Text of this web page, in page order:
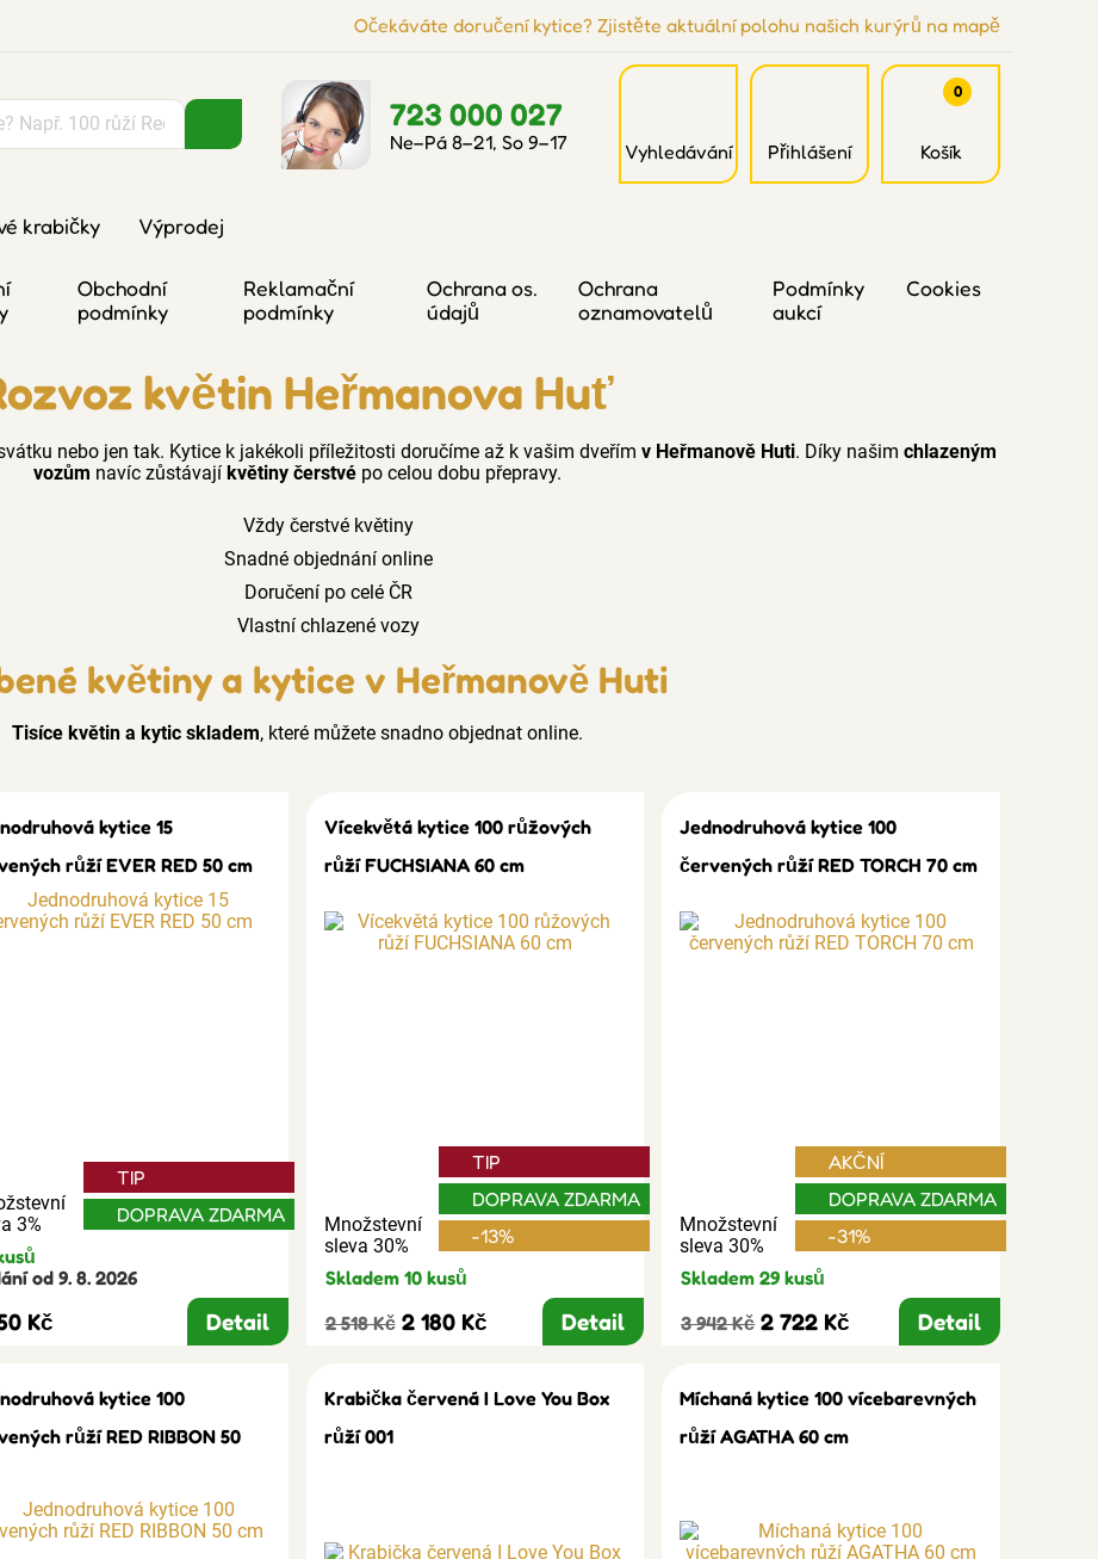
Očekáváte doručení kytice? Zjistěte aktuální polohu našich kurýrů na mapě
723 000 027
Ne–Pá 8–21, So 9–17 Vyhledávání Přihlášení
0
Košík
krabičky Výprodej
Obchodní
podmínky
Reklamační
podmínky
Ochrana os.
údajů
Ochrana
oznamovatelů
Podmínky
aukcí
Cookies
květin Heřmanova Huť
nebo jen tak. Kytice k jakékoli příležitosti doručíme až k vašim dveřím v Heřmanově Huti. Díky našim chlazeným
vozům navíc zůstávají květiny čerstvépo celou dobu přepravy.
Vždy čerstvé květiny
Snadné objednání online
Doručení po celé ČR
Vlastní chlazené vozy
květiny a kytice v Heřmanově Huti
Tisíce květin a kytic skladem, které můžete snadno objednat online.
kytice 15
růží EVER RED 50 cm
3%
TIP
DOPRAVA ZDARMA
od 9. 8. 2026
Kč Detail
Vícekvětá kytice 100 růžových
růží FUCHSIANA 60 cm
Množstevní
sleva 30%
TIP
DOPRAVA ZDARMA
-13%
Skladem 10 kusů
2 518 Kč 2 180 Kč Detail
Jednodruhová kytice 100
červených růží RED TORCH 70 cm
Množstevní
sleva 30%
AKČNÍ
DOPRAVA ZDARMA
-31%
Skladem 29 kusů
3 942 Kč 2 722 Kč Detail
kytice 100
růží RED RIBBON 50
Krabička červená I Love You Box
růží 001
Míchaná kytice 100 vícebarevných
růží AGATHA 60 cm